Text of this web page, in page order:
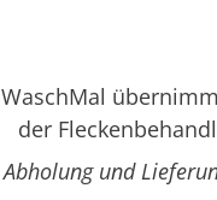
WaschMal
der
Abholung und